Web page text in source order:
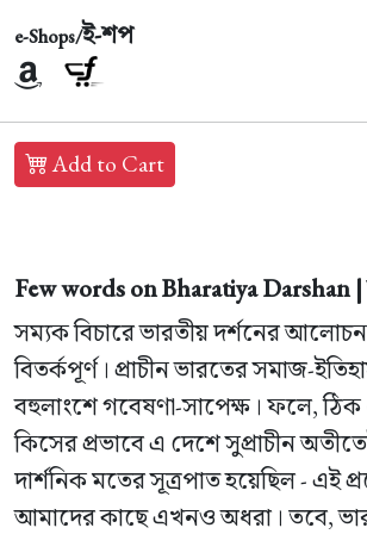
e-Shops/ই-শপ
Add to Cart
Few words on Bharatiya Darshan |
সম্যক বিচারে ভারতীয় দর্শনের
বিতর্কপূর্ণ। প্রাচীন ভারতের সমাজ-
বহুলাংশে গবেষণা-সাপেক্ষ। ফলে,
কিসের প্রভাবে এ দেশে সুপ্রাচীন
দার্শনিক মতের সূত্রপাত হয়েছিল - এই
আমাদের কাছে এখনও অধরা। তবে,